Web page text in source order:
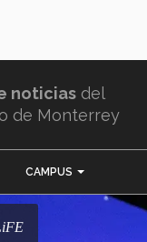
noticias del
de Monterrey
CAMPUS